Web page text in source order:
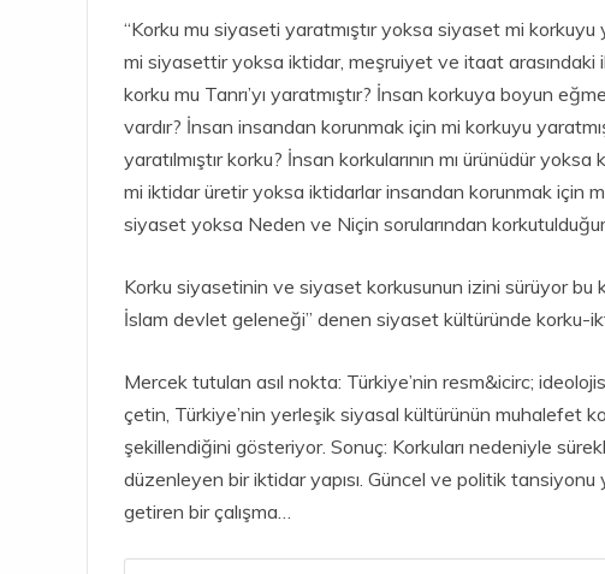
“Korku mu siyaseti yaratmıştır yoksa siyaset mi
mi siyasettir yoksa iktidar, meşruiyet ve itaat arasındaki
korku mu Tanrı’yı yaratmıştır? İnsan korkuya boyun
vardır? İnsan insandan korunmak için mi korkuyu
yaratılmıştır korku? İnsan korkularının mı ürünüdür
mi iktidar üretir yoksa iktidarlar insandan korunmak için
siyaset yoksa Neden ve Niçin sorularından
Korku siyasetinin ve siyaset korkusunun izini sürüyor
İslam devlet geleneği” denen siyaset kültüründe korku-
Mercek tutulan asıl nokta: Türkiye’nin resm&icirc;
çetin, Türkiye’nin yerleşik siyasal kültürünün muhalefet
şekillendiğini gösteriyor. Sonuç: Korkuları nedeniyle
düzenleyen bir iktidar yapısı. Güncel ve politik
getiren bir çalışma…